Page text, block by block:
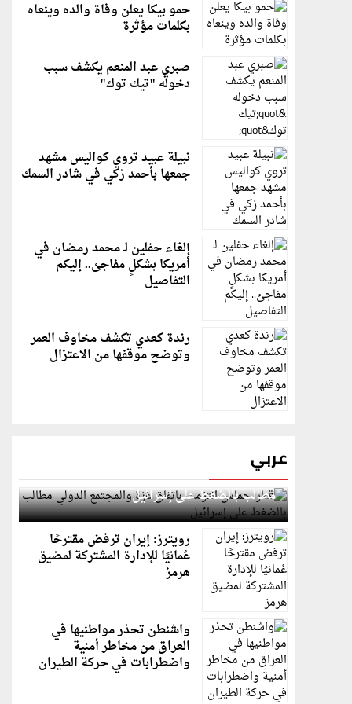
حمو بيكا يعلن وفاة والده وينعاه
بكلمات مؤثرة
صبري عبد المنعم يكشف سبب
دخوله "تيك توك"
نبيلة عبيد تروي كواليس مشهد
جمعها بأحمد زكي في شادر السمك
إلغاء حفلين لـ محمد رمضان في
أمريكا بشكلٍ مفاجئ.. إليكم
التفاصيل
رندة كعدي تكشف مخاوف العمر
وتوضح موقفها من الاعتزال
عربي
قطر: حماس التزمت باتفاق غزة والمجتمع الدولي
مطالب بالضغط على إسرائيل
رويترز: إيران ترفض مقترحًا
عُمانيًا للإدارة المشتركة لمضيق
هرمز
واشنطن تحذر مواطنيها في
العراق من مخاطر أمنية
واضطرابات في حركة الطيران